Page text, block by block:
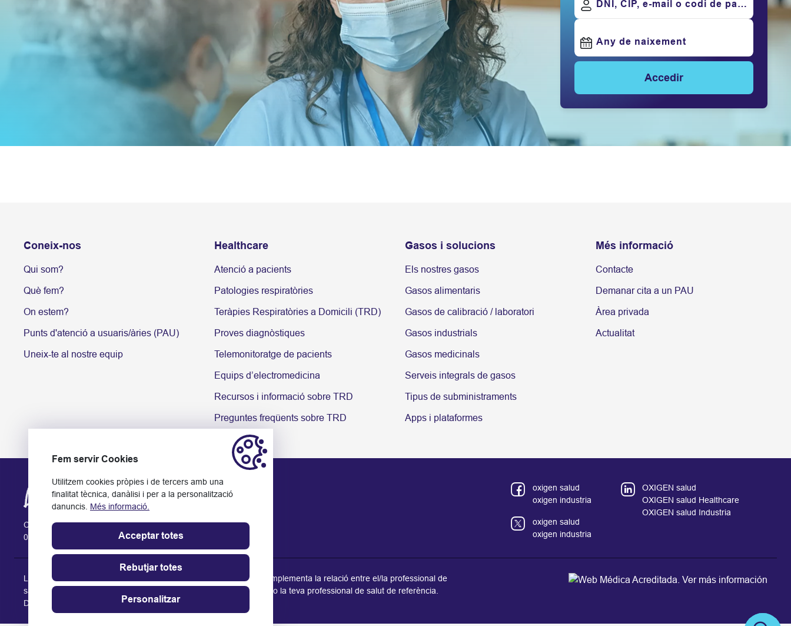
DNI, CIP, e-mail o codi de pacient
Any de naixement
Accedir
Coneix-nos
Qui som?
Què fem?
On estem?
Punts d'atenció a usuaris/àries (PAU)
Uneix-te al nostre equip
Healthcare
Atenció a pacients
Patologies respiratòries
Teràpies Respiratòries a Domicili (TRD)
Proves diagnòstiques
Telemonitoratge de pacients
Equips d’electromedicina
Recursos i informació sobre TRD
Preguntes freqüents sobre TRD
Gasos i solucions
Els nostres gasos
Gasos alimentaris
Gasos de calibració / laboratori
Gasos industrials
Gasos medicinals
Serveis integrals de gasos
Tipus de subministraments
Apps i plataformes
Més informació
Contacte
Demanar cita a un PAU
Àrea privada
Actualitat
Ctra. Rubí, 141-143
08174 Sant Cugat del Vallès (Barcelona)
oxigen salud
oxigen industria
oxigen salud
oxigen industria
OXIGEN salud
OXIGEN salud Healthcare
OXIGEN salud Industria
La informació proporcionada al lloc web no reemplaça sinó que complementa la relació entre el/la professional de
salut i el/la pacient o visitant. En cas de dubte, consulta amb el teu o la teva professional de salut de referència.
Data d'actualització: 11/2025.
Fem servir Cookies
Utilitzem cookies pròpies i de tercers amb una
finalitat tècnica, danàlisi i per a la personalització
danuncis. Més informació.
Acceptar totes
Rebutjar totes
Personalitzar